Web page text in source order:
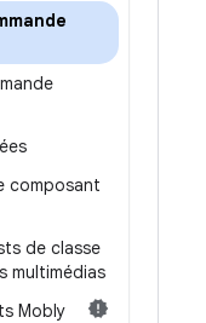
composant
de classe
multimédias
Mobly